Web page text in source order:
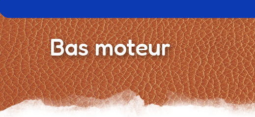
Bas moteur